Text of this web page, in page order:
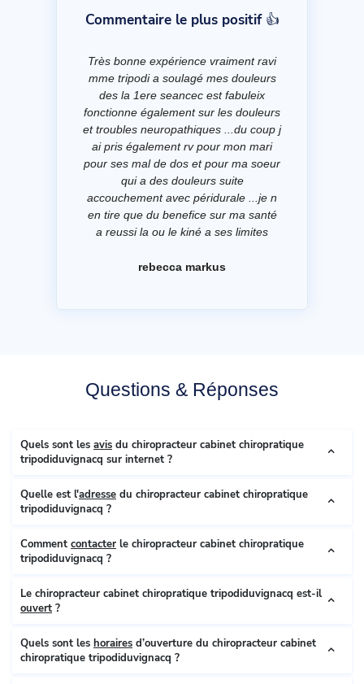
Commentaire le plus positif 👍
Très bonne expérience vraiment ravi
mme tripodi a soulagé mes douleurs
des la 1ere seancec est fabuleix
fonctionne également sur les douleurs
et troubles neuropathiques ...du coup j
ai pris également rv pour mon mari
pour ses mal de dos et pour ma soeur
qui a des douleurs suite
accouchement avec péridurale ...je n
en tire que du benefice sur ma santé
a reussi la ou le kiné a ses limites
rebecca markus
Questions & Réponses
Quels sont les avis du chiropracteur cabinet chiropratique
tripodiduvignacq sur internet ?
Quelle est l'adresse du chiropracteur cabinet chiropratique
tripodiduvignacq ?
Comment contacter le chiropracteur cabinet chiropratique
tripodiduvignacq ?
Le chiropracteur cabinet chiropratique tripodiduvignacq est-il
ouvert ?
Quels sont les horaires d’ouverture du chiropracteur cabinet
chiropratique tripodiduvignacq ?